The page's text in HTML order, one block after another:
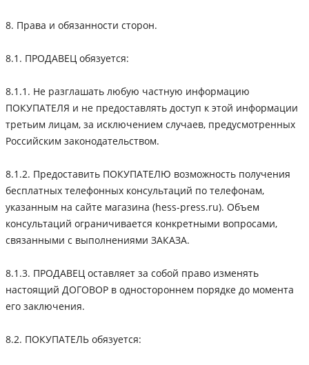
8. Права и обязанности сторон.
8.1. ПРОДАВЕЦ обязуется:
8.1.1. Не разглашать любую частную информацию
ПОКУПАТЕЛЯ и не предоставлять доступ к этой информации
третьим лицам, за исключением случаев, предусмотренных
Российским законодательством.
8.1.2. Предоставить ПОКУПАТЕЛЮ возможность получения
бесплатных телефонных консультаций по телефонам,
указанным на сайте магазина (hess-press.ru). Объем
консультаций ограничивается конкретными вопросами,
связанными с выполнениями ЗАКАЗА.
8.1.3. ПРОДАВЕЦ оставляет за собой право изменять
настоящий ДОГОВОР в одностороннем порядке до момента
его заключения.
8.2. ПОКУПАТЕЛЬ обязуется: